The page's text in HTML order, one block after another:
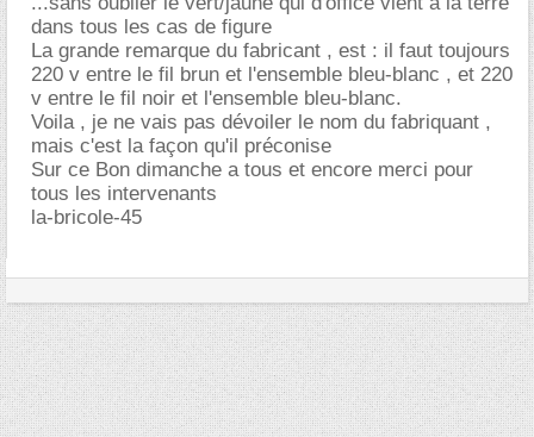
dans tous les cas de figure
La grande remarque du fabricant , est : il faut toujours
220 v entre le fil brun et l'ensemble bleu-blanc , et 220
v entre le fil noir et l'ensemble bleu-blanc.
Voila , je ne vais pas dévoiler le nom du fabriquant ,
mais c'est la façon qu'il préconise
Sur ce Bon dimanche a tous et encore merci pour
tous les intervenants
la-bricole-45